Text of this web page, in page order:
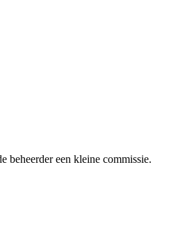
beheerder een kleine commissie.